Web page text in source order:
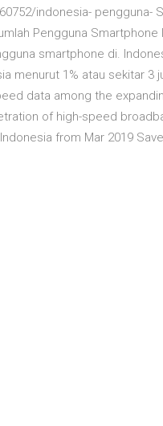
indonesia- pengguna-
Pengguna Smartphone
smartphone di.
menurut 1% atau sekitar 3
data among the
of high-speed
from Mar 2019